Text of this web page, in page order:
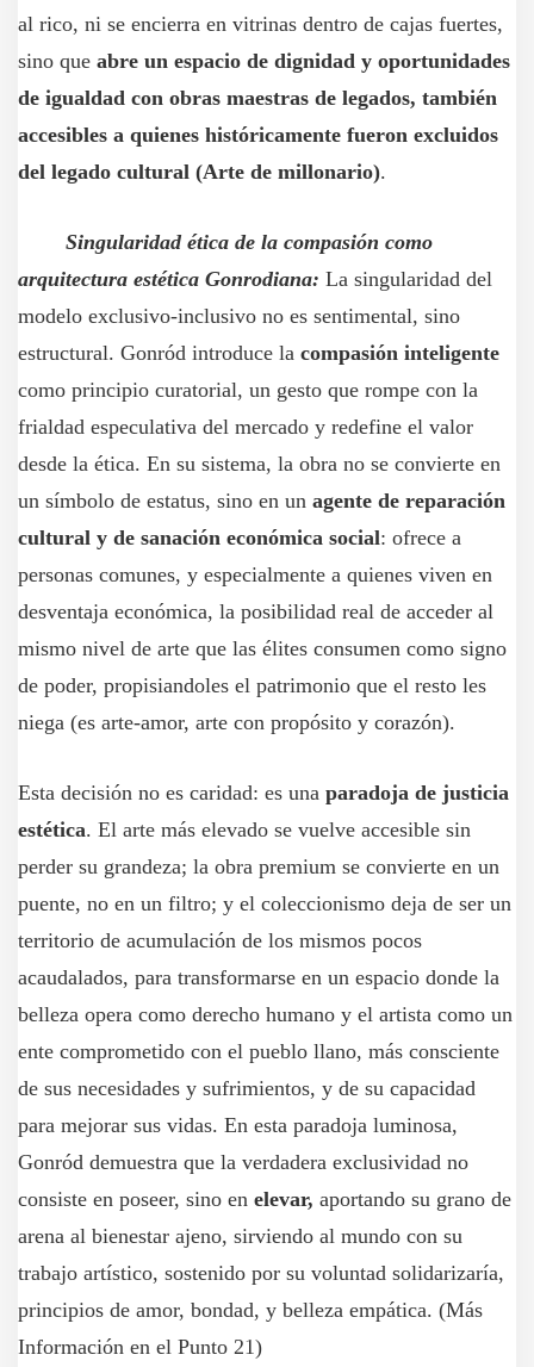
al rico, ni se encierra en vitrinas dentro de cajas fuertes,
sino que abre un espacio de dignidad y oportunidades
de igualdad con obras maestras de legados, también
accesibles a quienes históricamente fueron excluidos
del legado cultural (Arte de millonario).
Singularidad ética de la compasión como
arquitectura estética Gonrodiana: La singularidad del
modelo exclusivo‑inclusivo no es sentimental, sino
estructural. Gonród introduce la compasión inteligente
como principio curatorial, un gesto que rompe con la
frialdad especulativa del mercado y redefine el valor
desde la ética. En su sistema, la obra no se convierte en
un símbolo de estatus, sino en un agente de reparación
cultural y de sanación económica social: ofrece a
personas comunes, y especialmente a quienes viven en
desventaja económica, la posibilidad real de acceder al
mismo nivel de arte que las élites consumen como signo
de poder, propisiandoles el patrimonio que el resto les
niega (es arte-amor, arte con propósito y corazón).
Esta decisión no es caridad: es una paradoja de justicia
estética. El arte más elevado se vuelve accesible sin
perder su grandeza; la obra premium se convierte en un
puente, no en un filtro; y el coleccionismo deja de ser un
territorio de acumulación de los mismos pocos
acaudalados, para transformarse en un espacio donde la
belleza opera como derecho humano y el artista como un
ente comprometido con el pueblo llano, más consciente
de sus necesidades y sufrimientos, y de su capacidad
para mejorar sus vidas. En esta paradoja luminosa,
Gonród demuestra que la verdadera exclusividad no
consiste en poseer, sino en elevar, aportando su grano de
arena al bienestar ajeno, sirviendo al mundo con su
trabajo artístico, sostenido por su voluntad solidarizaría,
principios de amor, bondad, y belleza empática. (Más
Información en el Punto 21)